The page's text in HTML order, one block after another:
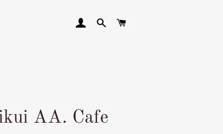
INGRESAR
BUSCAR
AA. Cafe